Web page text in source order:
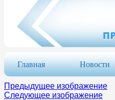
Главная Новости
Предыдущее изображение
Следующее изображение